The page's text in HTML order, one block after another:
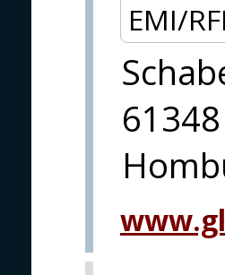
EMI/